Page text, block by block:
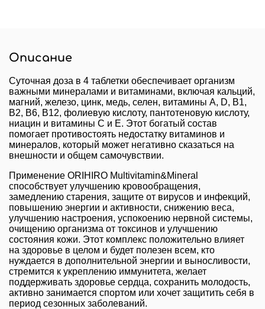
Описание
Суточная доза в 4 таблетки обеспечивает организм
важными минералами и витаминами, включая кальций,
магний, железо, цинк, медь, селен, витамины A, D, B1,
B2, B6, B12, фолиевую кислоту, пантотеновую кислоту,
ниацин и витамины C и E. Этот богатый состав
помогает противостоять недостатку витаминов и
минералов, который может негативно сказаться на
внешности и общем самочувствии.
Применение ORIHIRO Multivitamin&Mineral
способствует улучшению кровообращения,
замедлению старения, защите от вирусов и инфекций,
повышению энергии и активности, снижению веса,
улучшению настроения, успокоению нервной системы,
очищению организма от токсинов и улучшению
состояния кожи. Этот комплекс положительно влияет
на здоровье в целом и будет полезен всем, кто
нуждается в дополнительной энергии и выносливости,
стремится к укреплению иммунитета, желает
поддерживать здоровье сердца, сохранить молодость,
активно занимается спортом или хочет защитить себя в
период сезонных заболеваний.